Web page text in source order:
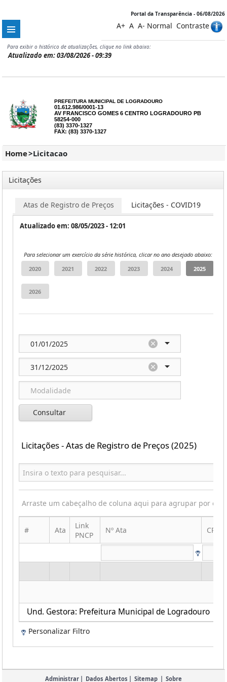
Portal da Transparência - 06/08/2026
A+ A A- Normal Contraste
Para exibir o histórico de atualizações, clique no link abaixo:
Atualizado em: 03/08/2026 - 09:39
PREFEITURA MUNICIPAL DE LOGRADOURO
01.612.986/0001-13
AV FRANCISCO GOMES 6 CENTRO LOGRADOURO PB
58254-000
(83) 3370-1327
FAX: (83) 3370-1327
Home>Licitacao
Licitações
Atas de Registro de Preços Licitações - COVID19
Atualizado em: 08/05/2023 - 12:01
Para selecionar um exercício da série histórica, clicar no ano desejado abaixo:
Consultar
Licitações - Atas de Registro de Preços (2025)
Arraste um cabeçalho de coluna aqui para agrupar por
Und. Gestora: Prefeitura Municipal de Logradouro
# Ata
Link
PNCP
Nº Ata
Personalizar Filtro
Administrar Dados Abertos Sitemap Sobre